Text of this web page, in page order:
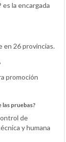
la encargada
en 26 provincias.
promoción
pruebas?
de
y humana